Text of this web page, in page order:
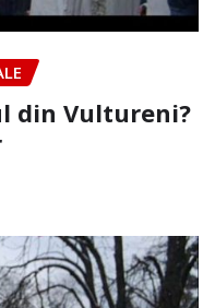
din Vultureni?